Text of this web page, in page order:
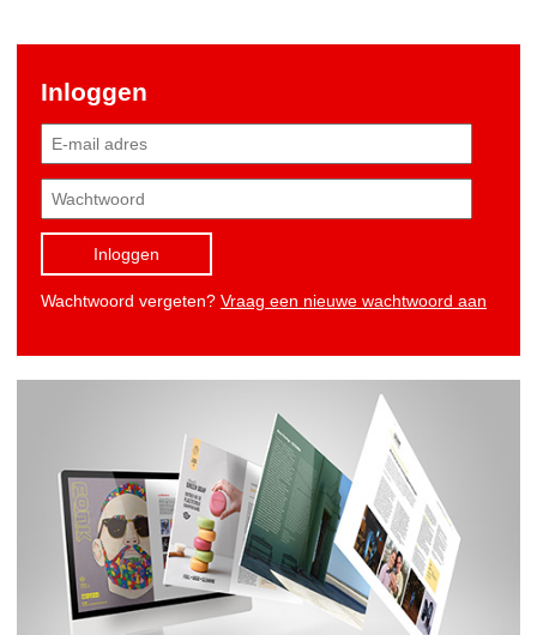
Inloggen
Inloggen
Wachtwoord vergeten? Vraag een nieuwe wachtwoord aan